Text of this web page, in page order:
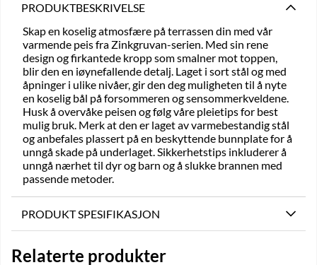
PRODUKTBESKRIVELSE
Skap en koselig atmosfære på terrassen din med vår
varmende peis fra Zinkgruvan-serien. Med sin rene
design og firkantede kropp som smalner mot toppen,
blir den en iøynefallende detalj. Laget i sort stål og med
åpninger i ulike nivåer, gir den deg muligheten til å nyte
en koselig bål på forsommeren og sensommerkveldene.
Husk å overvåke peisen og følg våre pleietips for best
mulig bruk. Merk at den er laget av varmebestandig stål
og anbefales plassert på en beskyttende bunnplate for å
unngå skade på underlaget. Sikkerhetstips inkluderer å
unngå nærhet til dyr og barn og å slukke brannen med
passende metoder.
PRODUKT SPESIFIKASJON
Relaterte produkter